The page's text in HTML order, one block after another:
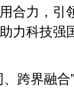
合力，引
力科技强
跨界融合